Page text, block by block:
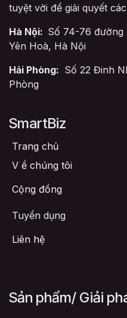
tuyệt vời để giải quyết
Hà Nội: Số 74-76 đường
Yên Hoà, Hà Nội
Hải Phòng: Số 22 Đinh
Phòng
SmartBiz
Trang chủ
V ề chúng tôi
Cộng đồng
Tuyển dụng
Liên hệ
Sản phẩm/ Giải